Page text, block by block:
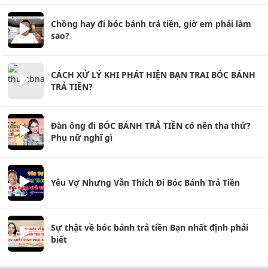
Chồng hay đi bóc bánh trả tiền, giờ em phải làm
sao?
CÁCH XỬ LÝ KHI PHÁT HIỆN BẠN TRAI BÓC BÁNH
TRẢ TIỀN?
Đàn ông đi BÓC BÁNH TRẢ TIỀN có nên tha thứ?
Phụ nữ nghĩ gì
Yêu Vợ Nhưng Vẫn Thích Đi Bóc Bánh Trả Tiền
Sự thật về bóc bánh trả tiền Bạn nhất định phải
biết